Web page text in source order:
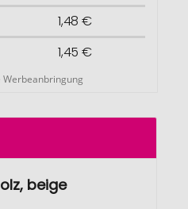
1,48 €
1,45 €
Werbeanbringung
beige